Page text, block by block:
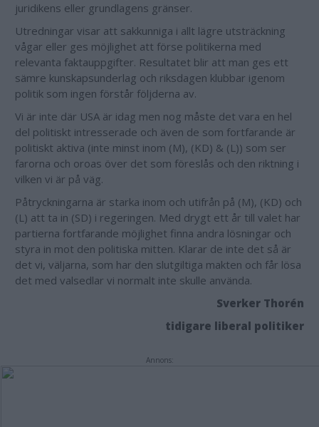
juridikens eller grundlagens gränser.
Utredningar visar att sakkunniga i allt lägre utsträckning
vågar eller ges möjlighet att förse politikerna med
relevanta faktauppgifter. Resultatet blir att man ges ett
sämre kunskapsunderlag och riksdagen klubbar igenom
politik som ingen förstår följderna av.
Vi är inte där USA är idag men nog måste det vara en hel
del politiskt intresserade och även de som fortfarande är
politiskt aktiva (inte minst inom (M), (KD) & (L)) som ser
farorna och oroas över det som föreslås och den riktning i
vilken vi är på väg.
Påtryckningarna är starka inom och utifrån på (M), (KD) och
(L) att ta in (SD) i regeringen. Med drygt ett år till valet har
partierna fortfarande möjlighet finna andra lösningar och
styra in mot den politiska mitten. Klarar de inte det så är
det vi, väljarna, som har den slutgiltiga makten och får lösa
det med valsedlar vi normalt inte skulle använda.
Sverker Thorén
tidigare liberal politiker
Annons: